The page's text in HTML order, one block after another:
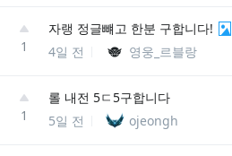
1
자랭 정글뺴고 한분 구합니다!
4일 전
영웅_르블랑
1
롤 내전 5ㄷ5구합니다
5일 전
ojeongh